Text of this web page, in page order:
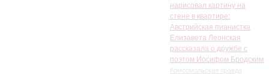
нарисовал картину на
стене в квартире:
Австрийская пианистка
Елизавета Леонская
рассказала о дружбе с
поэтом Иосифом Бродским
Комсомольская правда